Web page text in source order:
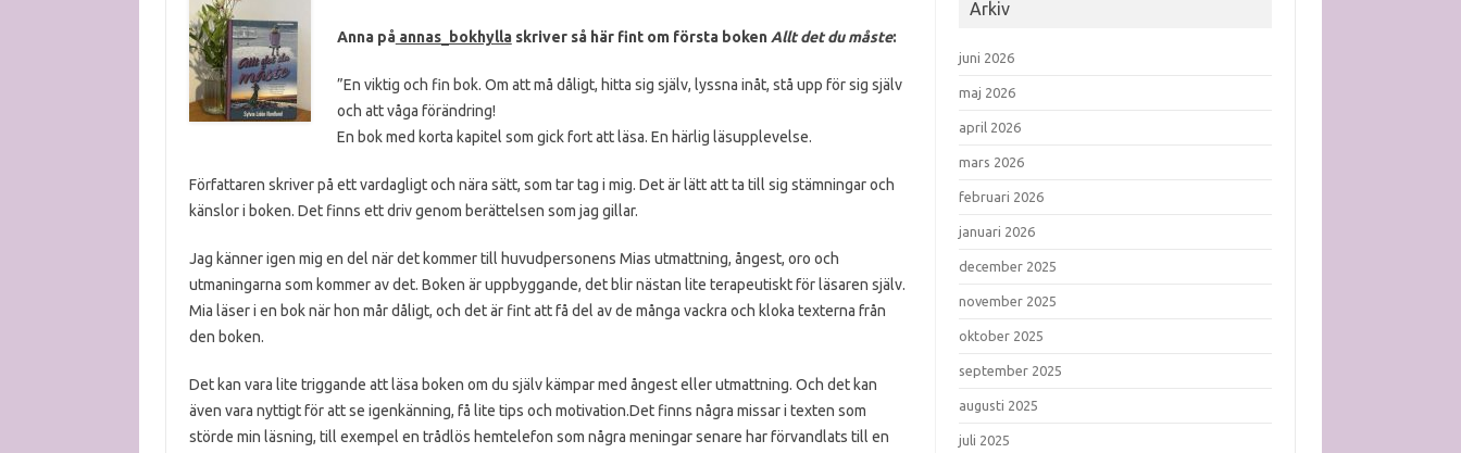
Anna påannas_bokhyllaskriver så här fint om första boken Allt det du måste:
”En viktig och fin bok. Om att må dåligt, hitta sig själv, lyssna inåt, stå upp för sig själv
och att våga förändring!
En bok med korta kapitel som gick fort att läsa. En härlig läsupplevelse.
Författaren skriver på ett vardagligt och nära sätt, som tar tag i mig. Det är lätt att ta till sig stämningar och
känslor i boken. Det finns ett driv genom berättelsen som jag gillar.
Jag känner igen mig en del när det kommer till huvudpersonens Mias utmattning, ångest, oro och
utmaningarna som kommer av det. Boken är uppbyggande, det blir nästan lite terapeutiskt för läsaren själv.
Mia läser i en bok när hon mår dåligt, och det är fint att få del av de många vackra och kloka texterna från
den boken.
Det kan vara lite triggande att läsa boken om du själv kämpar med ångest eller utmattning. Och det kan
även vara nyttigt för att se igenkänning, få lite tips och motivation.Det finns några missar i texten som
störde min läsning, till exempel en trådlös hemtelefon som några meningar senare har förvandlats till en
Arkiv
juni 2026
maj 2026
april 2026
mars 2026
februari 2026
januari 2026
december 2025
november 2025
oktober 2025
september 2025
augusti 2025
juli 2025